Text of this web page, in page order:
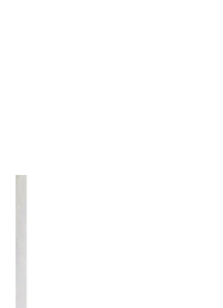
Kultūras centra